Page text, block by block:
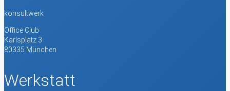
konsultwerk
Office Club
Karlsplatz 3
80335 München
Werkstatt